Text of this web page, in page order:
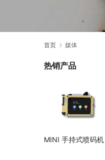
首页 媒体
热销产品
MINI 手持式喷码机